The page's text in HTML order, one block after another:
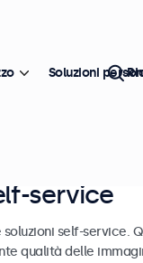
service
self-service.
qualità delle
Soluzioni